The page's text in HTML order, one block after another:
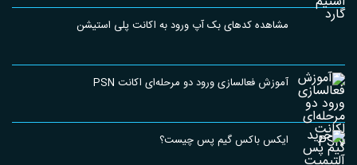
مشاهده کدهای بک آپ ورود به اکانت پلی استیشن
آموزش فعالسازی ورود دو مرحله‌ای اکانت PSN
ایکس باکس گیم پس چیست؟